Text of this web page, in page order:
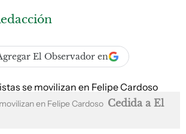
El Observador en
en Felipe Cardoso Cedida a El